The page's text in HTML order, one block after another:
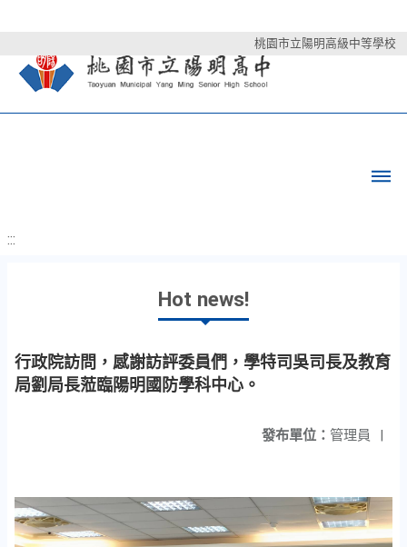
桃園市立陽明高級中等學校
:::
Hot news!
行政院訪問，感謝訪評委員們，學特司吳司長及教育
局劉局長蒞臨陽明國防學科中心。
發布單位： 管理員 |